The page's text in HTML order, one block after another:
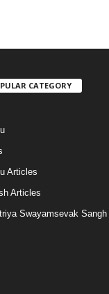
CATEGORY
Articles
Articles
Swayamsevak Sangh